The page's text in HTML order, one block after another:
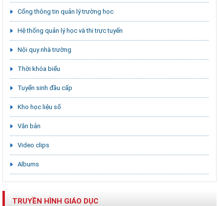
Cổng thông tin quản lý trường học
Hệ thống quản lý học và thi trực tuyến
Nội quy nhà trường
Thời khóa biểu
Tuyển sinh đầu cấp
Kho học liệu số
Văn bản
Video clips
Albums
TRUYỀN HÌNH GIÁO DỤC